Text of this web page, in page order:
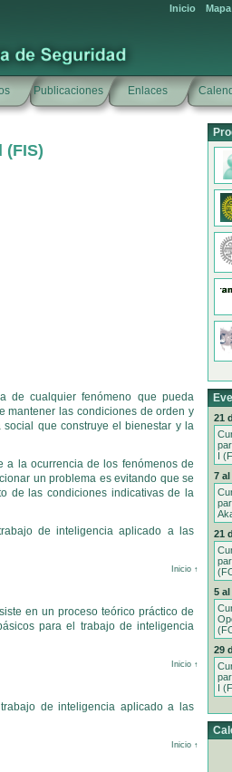
Inicio
Publicaciones Enlaces
(FIS)
de cualquier fenómeno que pueda
mantener las condiciones de orden y
que construye el bienestar y la
a la ocurrencia de los fenómenos de
un problema es evitando que se
de las condiciones indicativas de la
de inteligencia aplicado a las
Inicio ↑
en un proceso teórico práctico de
para el trabajo de inteligencia
Inicio ↑
de inteligencia aplicado a las
Inicio ↑
21
I
7
21
5
29
I